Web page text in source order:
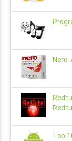
Nero
Top